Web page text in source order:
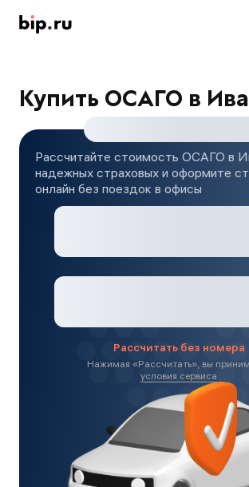
Купить ОСАГО в
Рассчитайте стоимость ОСАГО в
надежных страховых и оформите
онлайн без поездок в офисы
Рассчитать без номера
Нажимая «Рассчитать», вы
условия сервиса